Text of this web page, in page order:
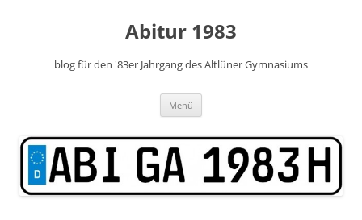
Abitur 1983
blog für den '83er Jahrgang des Altlüner Gymnasiums
Menü